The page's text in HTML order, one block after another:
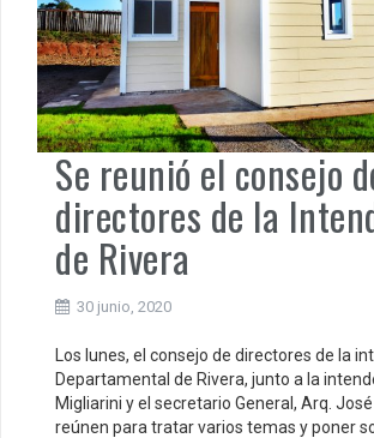
Se reunió el consejo
directores de la
de Rivera
30 junio, 2020
Los lunes, el consejo de directores de la
Departamental de Rivera, junto a la
Migliarini y el secretario General, Arq.
reúnen para tratar varios temas y poner